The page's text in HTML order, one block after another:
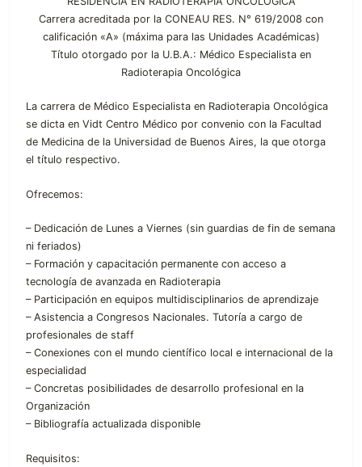
Carrera acreditada por la CONEAU RES. N° 619/2008 con
calificación «A» (máxima para las Unidades Académicas)
Título otorgado por la U.B.A.: Médico Especialista en
Radioterapia Oncológica
La carrera de Médico Especialista en Radioterapia Oncológica
se dicta en Vidt Centro Médico por convenio con la Facultad
de Medicina de la Universidad de Buenos Aires, la que otorga
el título respectivo.
Ofrecemos:
– Dedicación de Lunes a Viernes (sin guardias de fin de semana
ni feriados)
– Formación y capacitación permanente con acceso a
tecnología de avanzada en Radioterapia
– Participación en equipos multidisciplinarios de aprendizaje
– Asistencia a Congresos Nacionales. Tutoría a cargo de
profesionales de staff
– Conexiones con el mundo científico local e internacional de la
especialidad
– Concretas posibilidades de desarrollo profesional en la
Organización
– Bibliografía actualizada disponible
Requisitos: